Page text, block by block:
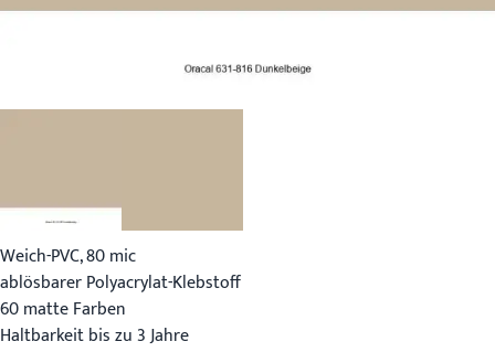
Weich-PVC, 80 mic
ablösbarer Polyacrylat-Klebstoff
60 matte Farben
Haltbarkeit bis zu 3 Jahre